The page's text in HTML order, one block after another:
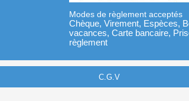
Modes de règlement acceptés
Chèque, Virement, Espèces,
vacances, Carte bancaire,
règlement
C.G.V